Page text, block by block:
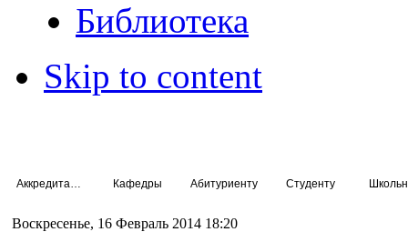
Библиотека
Skip to content
Кафедры Абитуриенту Студенту
Воскресенье, 16 Февраль 2014 18:20